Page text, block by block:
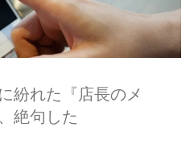
紛れた『店長のメ
絶句した